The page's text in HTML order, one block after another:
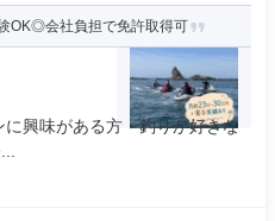
OK◎会社負担で免許取得可
興味がある方・釣りが好きな